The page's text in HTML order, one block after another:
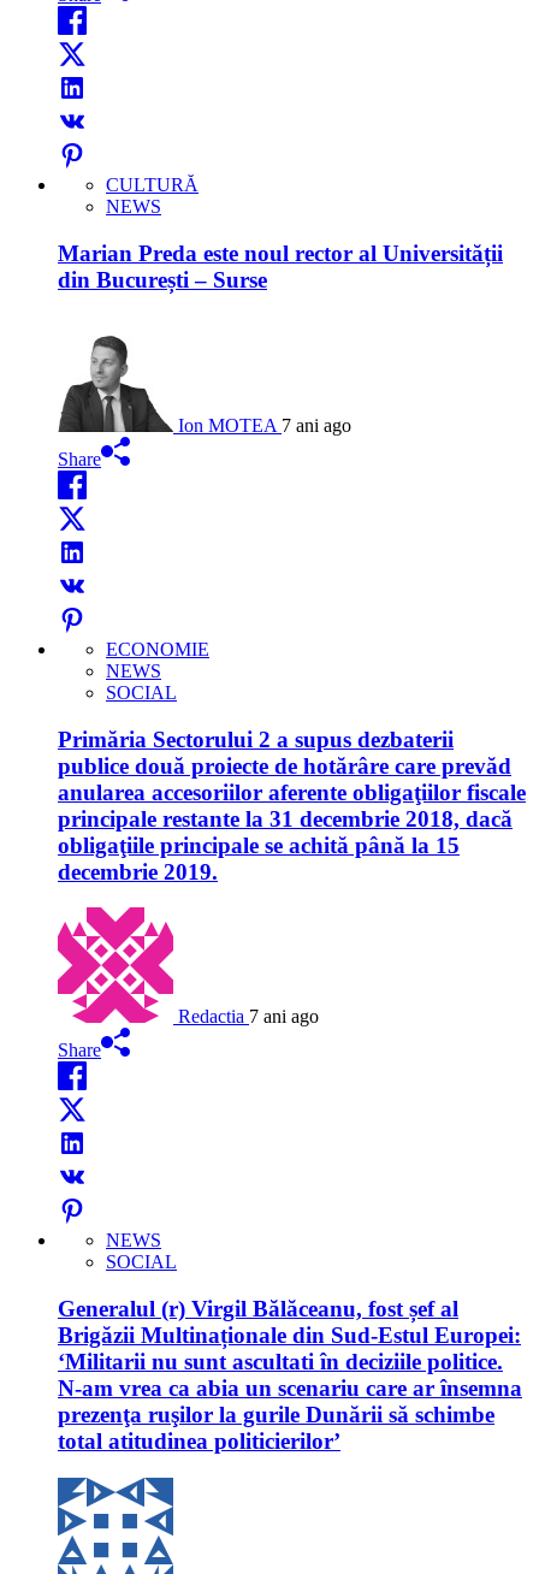
CULTURĂ
NEWS
Marian Preda este noul rector al Universității
din București – Surse
Ion MOTEA 7 ani ago
Share
ECONOMIE
NEWS
SOCIAL
Primăria Sectorului 2 a supus dezbaterii
publice două proiecte de hotărâre care prevăd
anularea accesoriilor aferente obligaţiilor fiscale
principale restante la 31 decembrie 2018, dacă
obligaţiile principale se achită până la 15
decembrie 2019.
Redactia 7 ani ago
Share
NEWS
SOCIAL
Generalul (r) Virgil Bălăceanu, fost șef al
Brigăzii Multinaționale din Sud-Estul Europei:
‘Militarii nu sunt ascultati în deciziile politice.
N-am vrea ca abia un scenariu care ar însemna
prezenţa ruşilor la gurile Dunării să schimbe
total atitudinea politicierilor’